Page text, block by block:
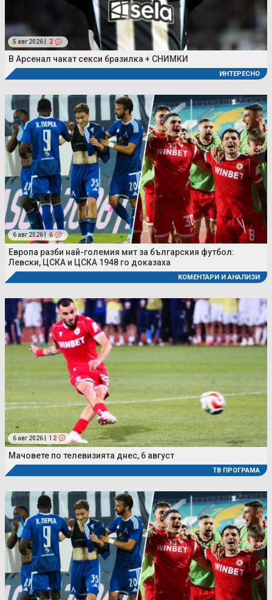
5 авг 2026 | 2
В Арсенал чакат секси бразилка + СНИМКИ
ИНТЕРЕСНО
6 авг 2026 | 6
Европа разби най-големия мит за българския футбол:
Левски, ЦСКА и ЦСКА 1948 го доказаха
КОМЕНТАРИ И АНАЛИЗИ
6 авг 2026 | 12
Мачовете по телевизията днес, 6 август
ТВ ПРОГРАМА